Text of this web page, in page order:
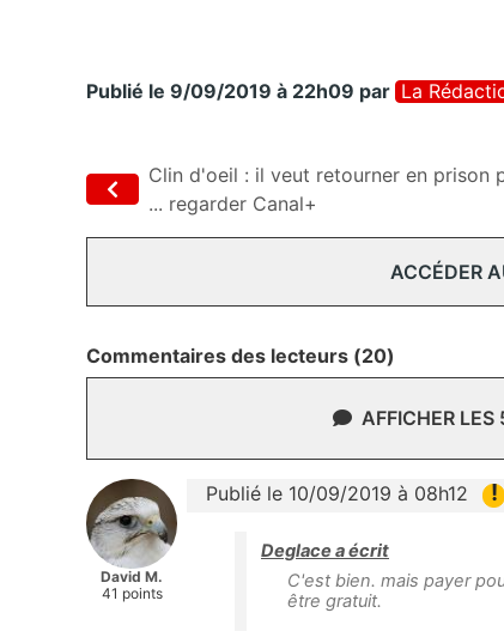
Publié le 9/09/2019 à 22h09 par La
Clin d'oeil : il veut retourner en prison
... regarder Canal+
ACCÉDER
Commentaires des lecteurs (20)
AFFICHER LES
David M.
41 points
Publié le 10/09/2019 à 08h12 !
Deglace a écrit
C'est bien. mais payer
être gratuit.